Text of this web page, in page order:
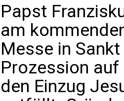
Papst
am
Messe in
Prozession
den Einzug